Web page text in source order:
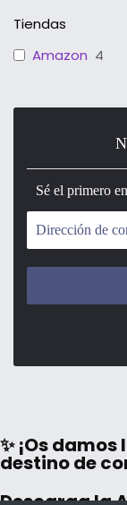
Tiendas
Amazon 4
Sé el primero
✨ ¡Os
destino de